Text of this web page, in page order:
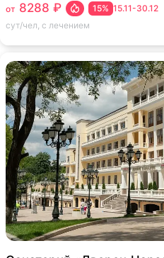
15.11-30.12
15%
от 8288 ₽
сут/чел, с лечением